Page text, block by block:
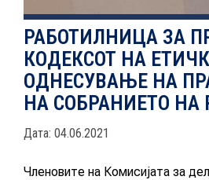
ПРОЕКТИ
РАБОТИЛНИЦА ЗА
КОДЕКСОТ НА
ОДНЕСУВАЊЕ НА
НА СОБРАНИЕТО НА
Дата: 04.06.2021
Членовите на Комисијата за